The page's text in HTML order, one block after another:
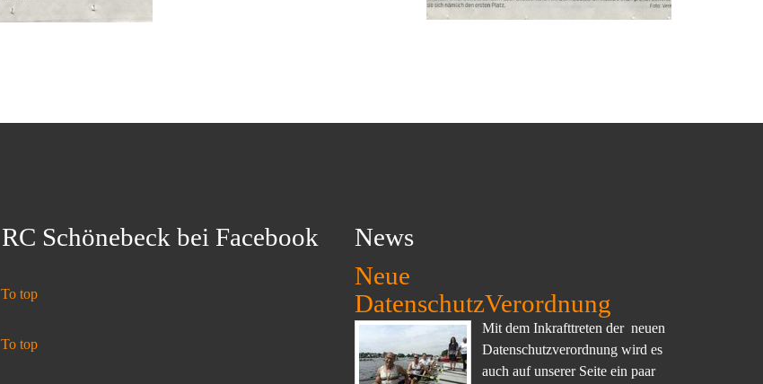
RC Schönebeck bei Facebook
To top
To top
News
Neue
DatenschutzVerordnung
Mit dem Inkrafttreten der neuen
Datenschutzverordnung wird es
auch auf unserer Seite ein paar